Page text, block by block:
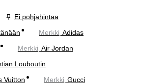
Ei pohjahintaa
Merkki Adidas
Merkki Air Jordan
Louboutin
Vuitton Merkki Gucci